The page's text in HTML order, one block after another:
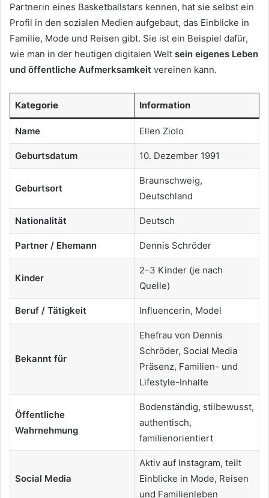
Partnerin eines Basketballstars kennen, hat sie selbst ein
Profil in den sozialen Medien aufgebaut, das Einblicke in
Familie, Mode und Reisen gibt. Sie ist ein Beispiel dafür,
wie man in der heutigen digitalen Welt sein eigenes Leben
und öffentliche Aufmerksamkeit vereinen kann.
Kategorie Information
Name Ellen Ziolo
Geburtsdatum 10. Dezember 1991
Geburtsort
Braunschweig,
Deutschland
Nationalität Deutsch
Partner / Ehemann Dennis Schröder
Kinder
2–3 Kinder (je nach
Quelle)
Beruf / Tätigkeit Influencerin, Model
Bekannt für
Ehefrau von Dennis
Schröder, Social Media
Präsenz, Familien- und
Lifestyle-Inhalte
Öffentliche
Wahrnehmung
Bodenständig, stilbewusst,
authentisch,
familienorientiert
Social Media
Aktiv auf Instagram, teilt
Einblicke in Mode, Reisen
und Familienleben